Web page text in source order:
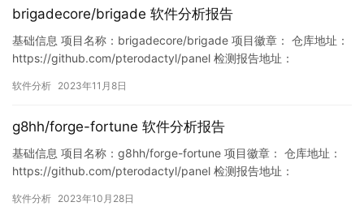
brigadecore/brigade 软件分析报告
基础信息 项目名称：brigadecore/brigade 项目徽章： 仓库地址：
https://github.com/pterodactyl/panel 检测报告地址：
31072/1722263097129857024 此报告由Murphysec提…
软件分析 2023年11月8日
g8hh/forge-fortune 软件分析报告
基础信息 项目名称：g8hh/forge-fortune 项目徽章： 仓库地址：
https://github.com/pterodactyl/panel 检测报告地址：
6336/1718019078861144064 此报告由Murphysec提供…
软件分析 2023年10月28日